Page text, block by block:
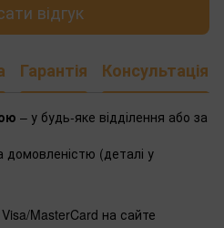
відгук
Гарантія Консультація
– у будь-яке відділення або за
домовленістю (деталі у
MasterCard на сайте